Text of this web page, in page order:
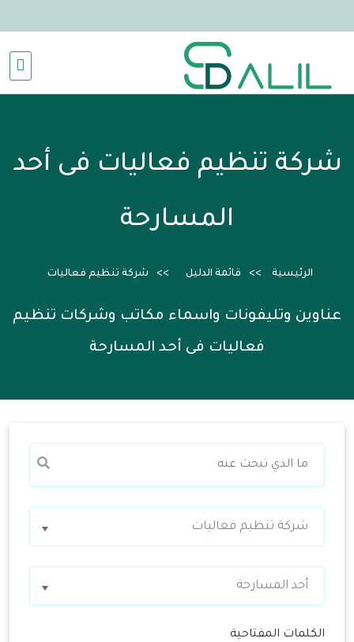
شركة تنظيم فعاليات فى أحد
المسارحة
الرئيسية قائمة الدليل شركة تنظيم فعاليات
عناوين وتليفونات واسماء مكاتب وشركات تنظيم
فعاليات فى أحد المسارحة
شركة تنظيم فعاليات
أحد المسارحة
الكلمات المفتاحية